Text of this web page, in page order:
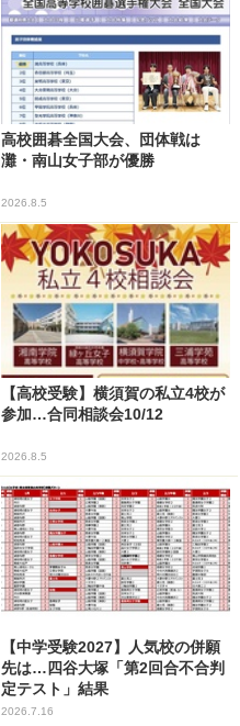
高校囲碁全国大会、団体戦は
灘・南山女子部が優勝
2026.8.5
【高校受験】横須賀の私立4校が
参加…合同相談会10/12
2026.8.5
【中学受験2027】人気校の併願
先は…四谷大塚「第2回合不合判
定テスト」結果
2026.7.16